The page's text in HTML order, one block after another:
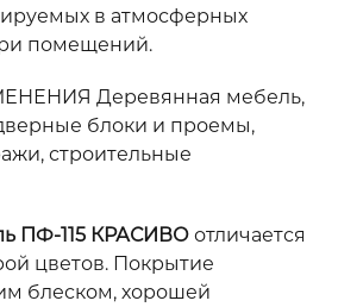
в атмосферных
помещений.
Деревянная мебель,
блоки и проемы,
строительные
ПФ-115 КРАСИВОотличается
цветов. Покрытие
блеском, хорошей